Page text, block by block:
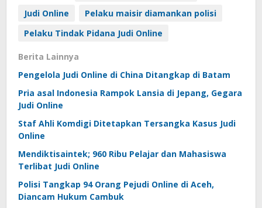
Judi Online
Pelaku maisir diamankan polisi
Pelaku Tindak Pidana Judi Online
Berita Lainnya
Pengelola Judi Online di China Ditangkap di Batam
Pria asal Indonesia Rampok Lansia di Jepang, Gegara
Judi Online
Staf Ahli Komdigi Ditetapkan Tersangka Kasus Judi
Online
Mendiktisaintek; 960 Ribu Pelajar dan Mahasiswa
Terlibat Judi Online
Polisi Tangkap 94 Orang Pejudi Online di Aceh,
Diancam Hukum Cambuk